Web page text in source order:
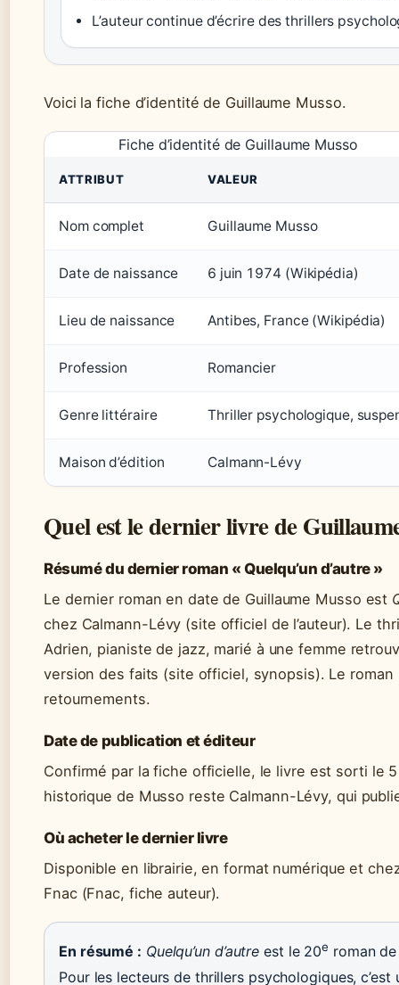
L’auteur continue d’écrire des thrillers
Voici la fiche d’identité de Guillaume Musso.
Fiche d’identité de Guillaume Musso
ATTRIBUT VALEUR
Nom complet Guillaume Musso
Date de naissance 6 juin 1974 (Wikipédia)
Lieu de naissance Antibes, France (Wikipédia)
Profession Romancier
Genre littéraire Thriller psychologique,
Maison d’édition Calmann-Lévy
Quel est le dernier livre de
Résumé du dernier roman « Quelqu’un d’autre »
Le dernier roman en date de Guillaume Musso est
chez Calmann-Lévy (site officiel de l’auteur). Le
Adrien, pianiste de jazz, marié à une femme
version des faits (site officiel, synopsis). Le
retournements.
Date de publication et éditeur
Confirmé par la fiche officielle, le livre est sorti le
historique de Musso reste Calmann-Lévy, qui
Où acheter le dernier livre
Disponible en librairie, en format numérique et
Fnac (Fnac, fiche auteur).
En résumé : Quelqu’un d’autre est le 20e roman
Pour les lecteurs de thrillers psychologiques,